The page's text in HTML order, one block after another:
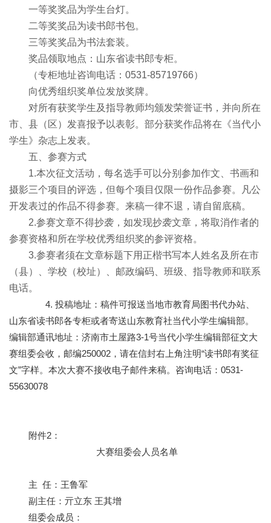
一等奖奖品为学生台灯。
二等奖奖品为读书郎书包。
三等奖奖品为书法套装。
奖品领取地点：山东省读书郎专柜。
（专柜地址咨询电话：0531-85719766）
向优秀组织奖单位发放奖牌。
对所有获奖学生及指导教师均颁发荣誉证书，并向所在
市、县（区）发喜报予以表彰。部分获奖作品将在《当代小
学生》杂志上发表。
五、参赛方式
1.本次征文活动，每名选手可以分别参加作文、书画和
摄影三个项目的评选，但每个项目仅限一份作品参赛。凡公
开发表过的作品不得参赛。来稿一律不退，请自留底稿。
2.参赛文章不得抄袭，如发现抄袭文章，将取消作者的
参赛资格和所在学校优秀组织奖的参评资格。
3.参赛者须在文章标题下用正楷书写本人姓名及所在市
（县）、学校（校址）、邮政编码、班级、指导教师和联系
电话。
4. 投稿地址：稿件可报送当地市教育局图书代办站、
山东省读书郎各专柜或者寄送山东教育社当代小学生编辑部。
编辑部通讯地址：济南市土屋路3-1号当代小学生编辑部征文大
赛组委会收，邮编250002，请在信封右上角注明“读书郎有奖征
文”字样。本次大赛不接收电子邮件来稿。咨询电话：0531-
55630078
附件2：
大赛组委会人员名单
主 任：王鲁军
副主任：亓立东 王其增
组委会成员：